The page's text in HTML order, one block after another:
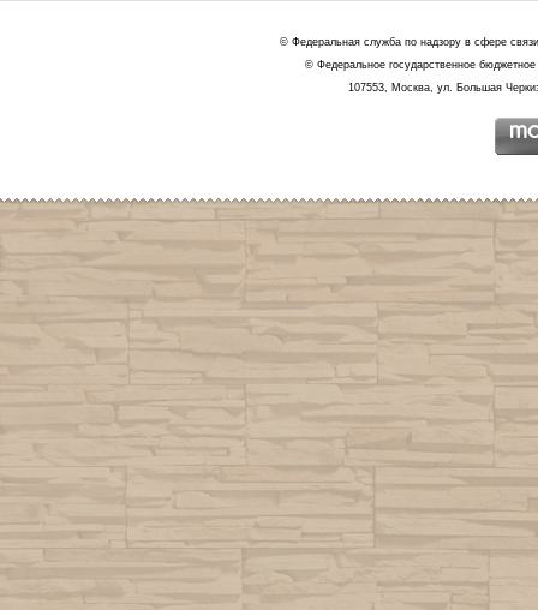
© Федеральная служба по надзору в сфере
© Федеральное государственное
107553, Москва, ул. Большая